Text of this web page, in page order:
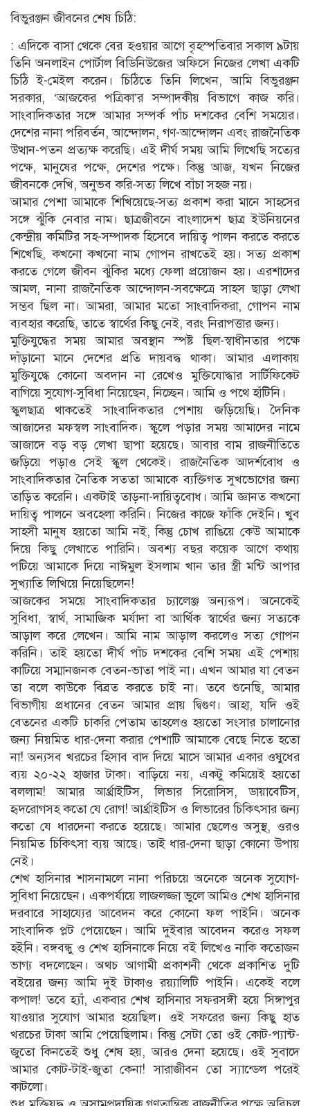
বিভুরঞ্জন জীবনের শেষ চিঠি:
: এদিকে বাসা থেকে বের হওয়ার আগে বৃহস্পতিবার সকাল ৯টায়
তিনি অনলাইন পোর্টাল বিডিনিউজের অফিসে নিজের লেখা একটি
চিঠি ই-মেইল করেন। চিঠিতে তিনি লিখেন, আমি বিভুরঞ্জন
সরকার, ‘আজকের পত্রিকা’র সম্পাদকীয় বিভাগে কাজ করি।
সাংবাদিকতার সঙ্গে আমার সম্পর্ক পাঁচ দশকের বেশি সময়ের।
দেশের নানা পরিবর্তন, আন্দোলন, গণ-আন্দোলন এবং রাজনৈতিক
উত্থান-পতন প্রত্যক্ষ করেছি। এই দীর্ঘ সময় আমি লিখেছি সত্যের
পক্ষে, মানুষের পক্ষে, দেশের পক্ষে। কিন্তু আজ, যখন নিজের
জীবনকে দেখি, অনুভব করি-সত্য লিখে বাঁচা সহজ নয়।
আমার পেশা আমাকে শিখিয়েছে-সত্য প্রকাশ করা মানে সাহসের
সঙ্গে ঝুঁঁকি নেবার নাম। ছাত্রজীবনে বাংলাদেশ ছাত্র ইউনিয়নের
কেন্দ্রীয় কমিটির সহ-সম্পাদক হিসেবে দায়িত্ব পালন করতে করতে
শিখেছি, কখনো কখনো নাম গোপন রাখতেই হয়। সত্য প্রকাশ
করতে গেলে জীবন ঝুঁকির মধ্যে ফেলা প্রয়োজন হয়। এরশাদের
আমল, নানা রাজনৈতিক আন্দোলন-সবক্ষেত্রে সাহস ছাড়া লেখা
সম্ভব ছিল না। আমরা, আমার মতো সাংবাদিকরা, গোপন নাম
ব্যবহার করেছি, তাতে স্বার্থের কিছু নেই, বরং নিরাপত্তার জন্য।
মুক্তিযুদ্ধের সময় আমার অবস্থান স্পষ্ট ছিল-স্বাধীনতার পক্ষে
দাঁড়ানো মানে দেশের প্রতি দায়বদ্ধ থাকা। আমার এলাকায়
মুক্তিযুদ্ধে কোনো অবদান না রেখেও মুক্তিযোদ্ধার সার্টিফিকেট
বাগিয়ে সুযোগ-সুবিধা নিয়েছেন, নিচ্ছেন। আমি ও পথে হাঁটিনি।
স্কুলছাত্র থাকতেই সাংবাদিকতার পেশায় জড়িয়েছি। দৈনিক
আজাদের মফস্বল সাংবাদিক। স্কুলে পড়ার সময় আমাদের নামে
আজাদে বড় বড় লেখা ছাপা হয়েছে। আবার বাম রাজনীতিতে
জড়িয়ে পড়াও সেই স্কুল থেকেই। রাজনৈতিক আদর্শবোধ ও
সাংবাদিকতার নৈতিক সততা আমাকে ব্যক্তিগত সুখভোগের জন্য
তাড়িত করেনি। একটাই তাড়না-দায়িত্ববোধ। আমি জ্ঞানত কখনো
দায়িত্ব পালনে অবহেলা করিনি। নিজের কাজে ফাঁকি দেইনি। খুব
সাহসী মানুষ হয়তো আমি নই, কিন্তু চোখ রাঙিয়ে কেউ আমাকে
দিয়ে কিছু লেখাতে পারিনি। অবশ্য বছর কয়েক আগে কথায়
পটিয়ে আমাকে দিয়ে নাঈমুল ইসলাম খান তার স্ত্রী মন্টি আপার
সুখ্যাতি লিখিয়ে নিয়েছিলেন!
আজকের সময়ে সাংবাদিকতার চ্যালেঞ্জ অন্যরূপ। অনেকেই
সুবিধা, স্বার্থ, সামাজিক মর্যাদা বা আর্থিক স্বার্থের জন্য সত্যকে
আড়াল করে লেখেন। আমি নাম আড়াল করলেও সত্য গোপন
করিনি। তাই হয়তো দীর্ঘ পাঁচ দশকের বেশি সময় এই পেশায়
কাটিয়ে সম্মানজনক বেতন-ভাতা পাই না। এখন আমার যা বেতন
তা বলে কাউকে বিব্রত করতে চাই না। তবে শুনেছি, আমার
বিভাগীয় প্রধানের বেতন আমার প্রায় দ্বিগুণ। আহা, যদি ওই
বেতনের একটি চাকরি পেতাম তাহলেও হয়তো সংসার চালানোর
জন্য নিয়মিত ধার-দেনা করার পেশাটি আমাকে বেছে নিতে হতো
না! অন্যসব খরচের হিসাব বাদ দিয়ে মাসে আমার একার ওষুধের
ব্যয় ২০-২২ হাজার টাকা। বাড়িয়ে নয়, একটু কমিয়েই হয়তো
বললাম! আমার আর্থ্রাইটিস, লিভার সিরোসিস, ডায়াবেটিস,
হৃদরোগসহ কতো যে রোগ! আর্থ্রাইটিস ও লিভারের চিকিৎসার জন্য
কতো যে ধারদেনা করতে হয়েছে। আমার ছেলেও অসুস্থ, ওরও
নিয়মিত চিকিৎসা ব্যয় আছে। তাই ধার-দেনা ছাড়া কোনো উপায়
নেই।
শেখ হাসিনার শাসনামলে নানা পরিচয়ে অনেকে অনেক সুযোগ-
সুবিধা নিয়েছেন। একপর্যায়ে লাজলজ্জা ভুলে আমিও শেখ হাসিনার
দরবারে সাহায্যের আবেদন করে কোনো ফল পাইনি। অনেক
সাংবাদিক প্লট পেয়েছেন। আমি দুইবার আবেদন করেও সফল
হইনি। বঙ্গবন্ধু ও শেখ হাসিনাকে নিয়ে বই লিখেও নাকি কতোজন
ভাগ্য বদলেছেন। অথচ আগামী প্রকাশনী থেকে প্রকাশিত দুটি
বইয়ের জন্য আমি দুই টাকাও রয়্যালিটি পাইনি। একেই বলে
কপাল! তবে হ্যাঁ, একবার শেখ হাসিনার সফরসঙ্গী হয়ে সিঙ্গাপুর
যাওয়ার সুযোগ আমার হয়েছিল। ওই সফরের জন্য কিছু হাত
খরচের টাকা আমি পেয়েছিলাম। কিন্তু সেটা তো ওই কোট-প্যান্ট-
জুতো কিনতেই শুধু শেষ হয়, আরও দেনা হয়েছে। ওই সুবাদে
আমার কোট-টাই-জুতা কেনা! সারাজীবন তো স্যান্ডেল পরেই
কাটলো।